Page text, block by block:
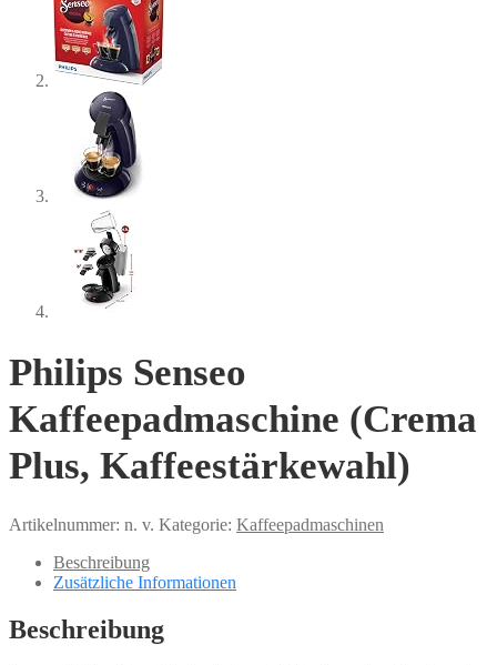
Philips Senseo
Kaffeepadmaschine (Crema
Plus, Kaffeestärkewahl)
Artikelnummer: n. v. Kategorie: Kaffeepadmaschinen
Beschreibung
Zusätzliche Informationen
Beschreibung